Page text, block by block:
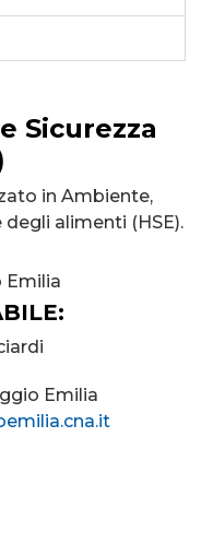
Sicurezza
in Ambiente,
alimenti (HSE).
Emilia